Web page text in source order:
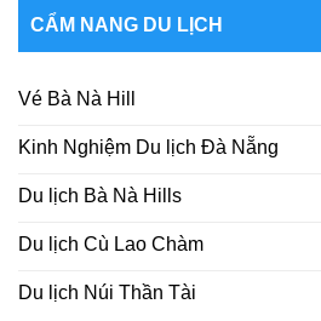
CẨM NANG DU LỊCH
Vé Bà Nà Hill
Kinh Nghiệm Du lịch Đà Nẵng
Du lịch Bà Nà Hills
Du lịch Cù Lao Chàm
Du lịch Núi Thần Tài